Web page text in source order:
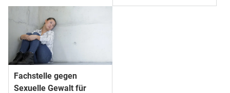
Fachstelle gegen
Sexuelle Gewalt für